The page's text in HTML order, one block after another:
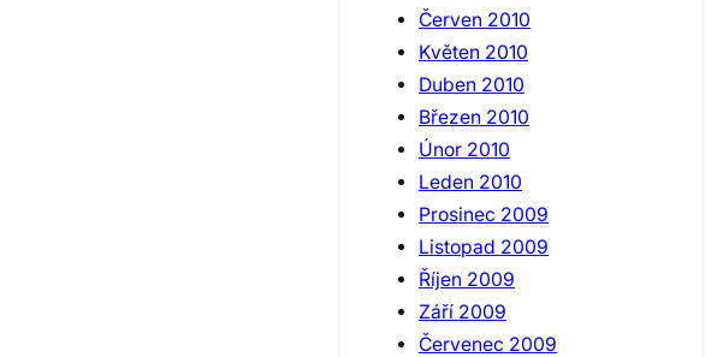
Červen 2010
Květen 2010
Duben 2010
Březen 2010
Únor 2010
Leden 2010
Prosinec 2009
Listopad 2009
Říjen 2009
Září 2009
Červenec 2009